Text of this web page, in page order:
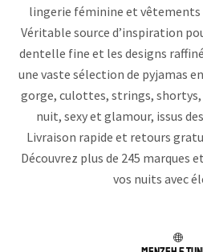
lingerie féminine et vêtements
Véritable source d’inspiration
dentelle fine et les designs
une vaste sélection de pyjamas
gorge, culottes, strings, shortys,
nuit, sexy et glamour, issus
Livraison rapide et retours
Découvrez plus de 245 marques
vos nuits avec